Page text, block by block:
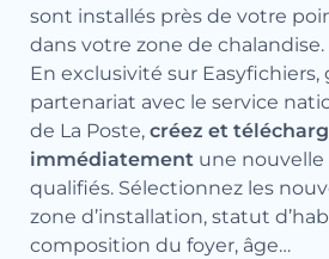
sont installés près de votre
dans votre zone de chalandise.
En exclusivité sur Easyfichiers,
partenariat avec le service
de La Poste, créez et
immédiatement une nouvelle
qualifiés. Sélectionnez les
zone d’installation, statut
composition du foyer, âge…